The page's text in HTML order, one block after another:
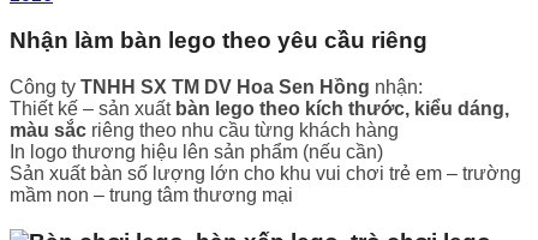
Nhận làm bàn lego theo yêu cầu riêng
Công ty TNHH SX TM DV Hoa Sen Hồng nhận:
Thiết kế – sản xuất bàn lego theo kích thước, kiểu dáng,
màu sắc riêng theo nhu cầu từng khách hàng
In logo thương hiệu lên sản phẩm (nếu cần)
Sản xuất bàn số lượng lớn cho khu vui chơi trẻ em – trường
mầm non – trung tâm thương mại